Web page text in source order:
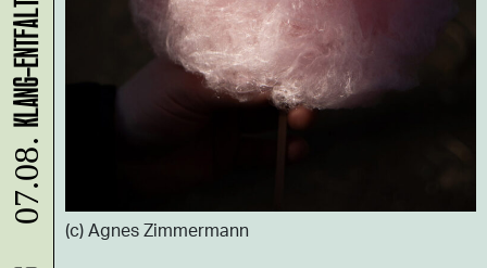
(c) Agnes Zimmermann
07.08.